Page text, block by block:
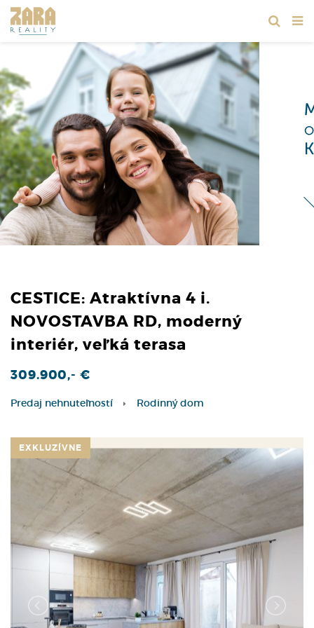
CESTICE: Atraktívna 4 i.
NOVOSTAVBA RD, moderný
interiér, veľká terasa
309.900,- €
Predaj nehnuteľností Rodinný dom
EXKLUZÍVNE